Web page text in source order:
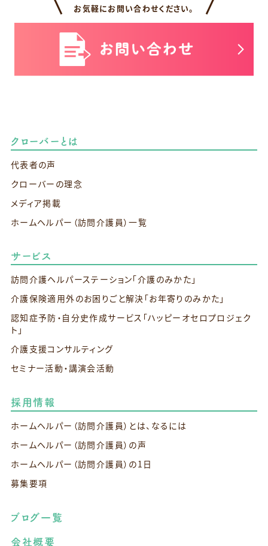
お気軽にお問い合わせください。
クローバーとは
代表者の声
クローバーの理念
メディア掲載
ホームヘルパー（訪問介護員）一覧
サービス
訪問介護ヘルパーステーション「介護のみかた」
介護保険適用外のお困りごと解決 「お年寄りのみかた」
認知症予防・自分史作成サービス 「ハッピーオセロプロジェク
ト」
介護支援コンサルティング
セミナー活動・講演会活動
採用情報
ホームヘルパー（訪問介護員）とは、なるには
ホームヘルパー（訪問介護員）の声
ホームヘルパー（訪問介護員）の1日
募集要項
ブログ一覧
会社概要